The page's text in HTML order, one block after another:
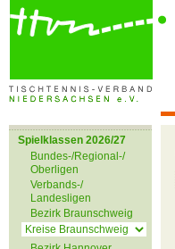
Spielklassen 2026/27
Bundes-/Regional-/
Oberligen
Verbands-/
Landesligen
Bezirk Braunschweig